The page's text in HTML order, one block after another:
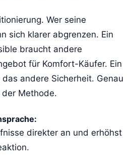
Wer seine
sich klarer abgrenzen. Ein
braucht andere
für Komfort-Käufer. Ein
andere Sicherheit. Genau
Methode.
direkter an und erhöhst